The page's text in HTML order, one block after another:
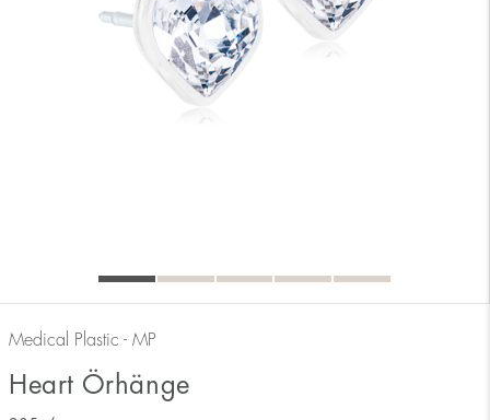
Medical Plastic - MP
Heart Örhänge